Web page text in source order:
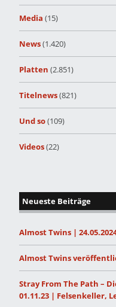
Media (15)
News(1.420)
Platten (2.851)
Titelnews(821)
Und so(109)
Videos(22)
Neueste Beiträge
Almost Twins |
Almost Twins
Stray From The Path –
01.11.23 | Felsenkeller,